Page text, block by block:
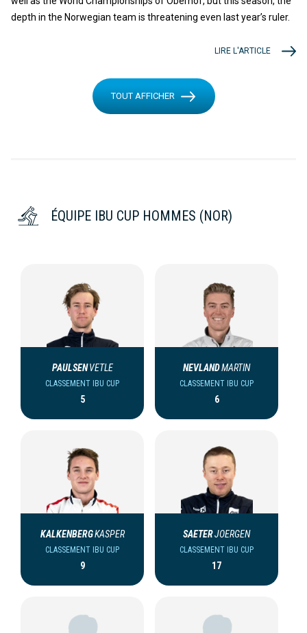
depth in the Norwegian team is threatening even last year’s ruler.
LIRE L'ARTICLE
TOUT AFFICHER
ÉQUIPE IBU CUP HOMMES (NOR)
PAULSEN VETLE
CLASSEMENT IBU CUP
5
NEVLANDMARTIN
CLASSEMENT IBU CUP
6
KALKENBERGKASPER
CLASSEMENT IBU CUP
9
SAETERJOERGEN
CLASSEMENT IBU CUP
17